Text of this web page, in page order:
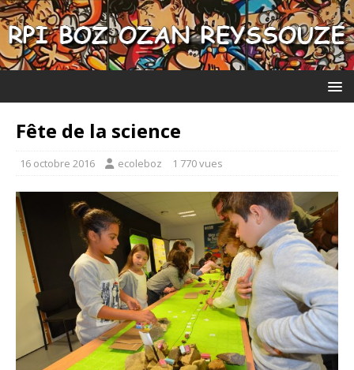
Fête de la science
16 octobre 2016 ecoleboz 1 770 vues